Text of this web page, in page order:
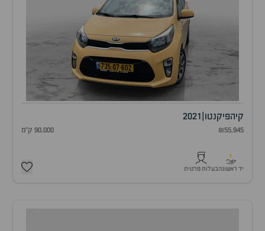
קיהפיקנטו 2021
₪55,945 90,000 ק"מ
1
יד ראשונהבעלות פרטית